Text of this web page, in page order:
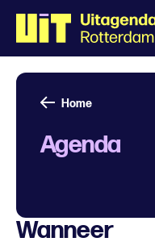
Home
Agenda
Wanneer